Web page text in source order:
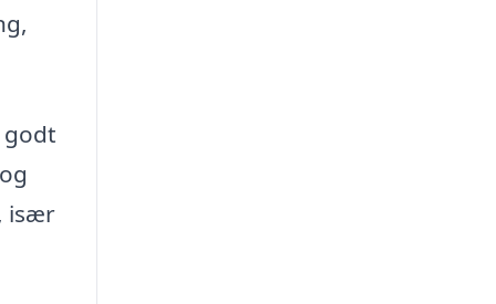
godt
især